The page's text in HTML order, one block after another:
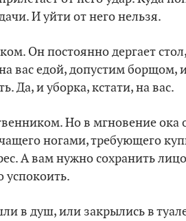
И уйти от него нельзя.
Он постоянно дергает
вас едой, допустим борщом,
Да, и уборка, кстати, на вас.
Но в мгновение ока
ногами, требующего
А вам нужно сохранить
успокоить.
в душ, или закрылись в